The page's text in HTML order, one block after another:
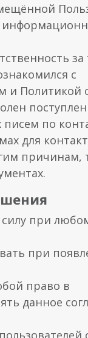
за
с
и Политикой
по
для
причинам,
силу при
при
право в
данное